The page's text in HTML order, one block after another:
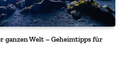
ganzen Welt – Geheimtipps für